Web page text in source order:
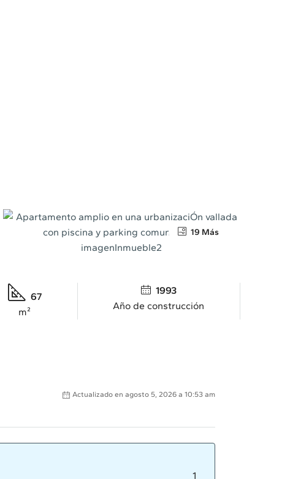
19 Más
67
m²
1993
Año de construcción
Actualizado en agosto 5, 2026 a 10:53 am
1